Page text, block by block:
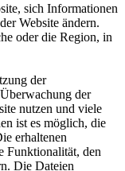
sich Informationen
Website ändern.
oder die Region, in
der
der
nutzen und viele
ist es möglich, die
erhaltenen
Funktionalität, den
Die Dateien